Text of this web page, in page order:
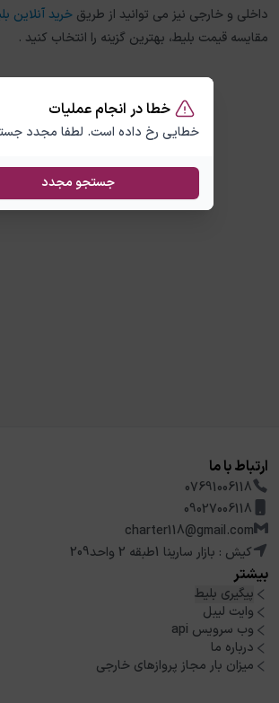
خطا در انجام عملیات
خطایی رخ داده است. لطفا مجدد
جستجو مجدد
داخلی و خارجی نیز می توانید از طریق خرید آنلاین
مقایسه قیمت بلیط، بهترین گزینه را انتخاب کنید .
ارتباط با ما
07691006118
09027006118
charter118@gmail.com
کیش : بازار سارینا 1طبقه 2 واحد209
بیشتر
پیگیری بلیط
وایت لیبل
وب سرویس api
درباره ما
میزان بار مجاز پروازهای خارجی